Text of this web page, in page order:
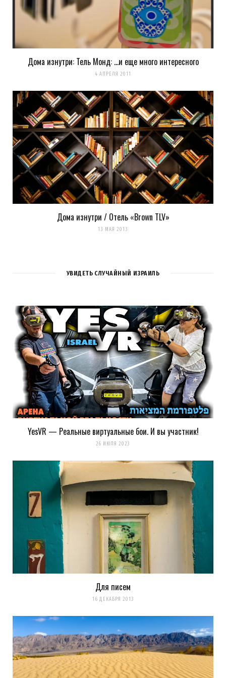
Дома изнутри: Тель Монд: …и еще много интересного
4 АПРЕЛЯ 2011
Дома изнутри / Отель «Brown TLV»
13 МАЯ 2013
УВИДЕТЬ СЛУЧАЙНЫЙ ИЗРАИЛЬ
YesVR — Реальные виртуальные бои. И вы участник!
26 ИЮЛЯ 2023
Для писем
16 ДЕКАБРЯ 2013